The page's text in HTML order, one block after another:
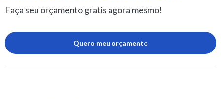
Faça seu orçamento gratis agora mesmo!
Quero meu orçamento